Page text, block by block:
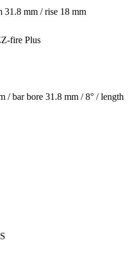
mm / rise 18 mm
fire Plus
/ bar bore 31.8 mm / 8° / length